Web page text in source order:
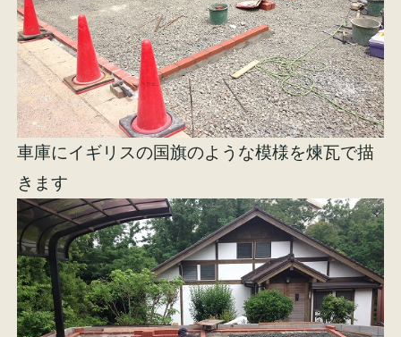
車庫にイギリスの国旗のような模様を煉瓦で描
きます
施工事例 お客様の声
会社概要
スタッフ紹介